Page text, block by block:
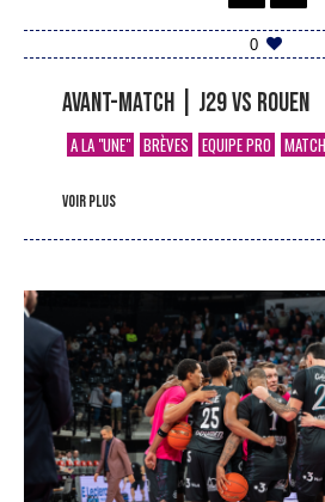
0
Avant-match | J29 vs Rouen
A LA "UNE" BRÈVES EQUIPE PRO MATCH
voir plus